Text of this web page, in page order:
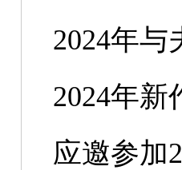
2024年
2024年
应邀参加